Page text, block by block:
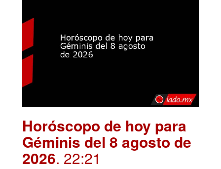
Horóscopo de hoy para
Géminis del 8 agosto de
2026. 22:21